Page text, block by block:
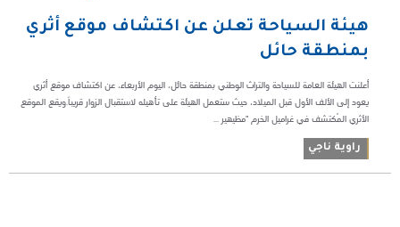
هيئة السياحة تعلن عن اكتشاف موقع أثري
بمنطقة حائل
أعلنت الهيئة العامة للسياحة والتراث الوطني بمنطقة حائل، اليوم الأربعاء، عن اكتشاف موقع أثري
يعود إلى الألف الأول قبل الميلاد، حيث ستعمل الهيئة على تأهيله لاستقبال الزوار قريباً.ويقع الموقع
الأثري المُكتشف في غراميل الخرم "مظيهير ...
راوية ناجي